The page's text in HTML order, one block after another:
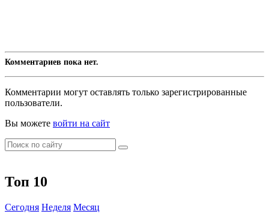
Комментариев пока нет.
Комментарии могут оставлять только зарегистрированные
пользователи.
Вы можете войти на сайт
Топ 10
Сегодня Неделя Месяц